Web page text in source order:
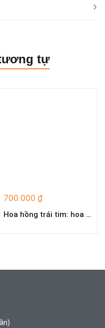
tự
700.000 ₫
Hoa hồng trái tim: hoa hồng đỏ nhung, baby trắng T4262